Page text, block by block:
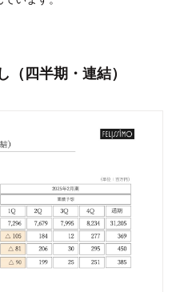
四半期・連結）